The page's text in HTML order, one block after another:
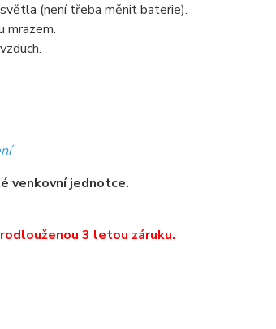
(není třeba měnit baterie).
mrazem.
venkovní jednotce.
3 letou záruku.